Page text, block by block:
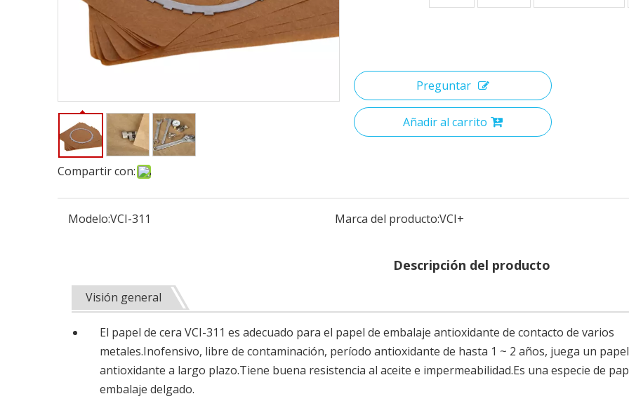
Compartir con:
Preguntar
Añadir al carrito
Modelo:VCI-311 Marca del producto:VCI+
Descripción del producto
Visión general
El papel de cera VCI-311 es adecuado para el papel de embalaje antioxidante de contacto de varios
metales.Inofensivo, libre de contaminación, período antioxidante de hasta 1 ~ 2 años, juega un papel
antioxidante a largo plazo.Tiene buena resistencia al aceite e impermeabilidad.Es una especie de
embalaje delgado.